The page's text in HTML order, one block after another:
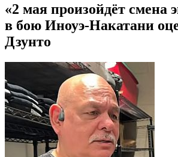
«2 мая произойдёт смена
в бою Иноуэ-Накатани
Дзунто